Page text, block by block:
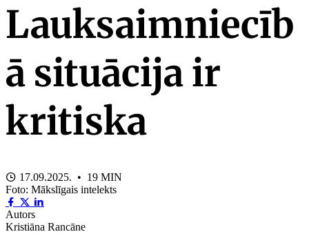
Lauksaimniecīb
ā situācija ir
kritiska
17.09.2025. • 19 MIN
Foto: Mākslīgais intelekts
Autors
Kristiāna Rancāne